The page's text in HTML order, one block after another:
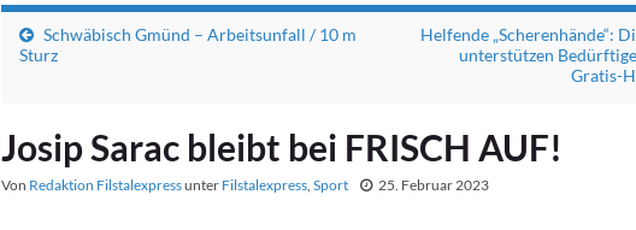
Schwäbisch Gmünd – Arbeitsunfall / 10 m
Sturz
Helfende „Scherenhände“:
unterstützen
Gratis-
Josip Sarac bleibt bei FRISCH AUF!
Von Redaktion Filstalexpressunter Filstalexpress, Sport 25. Februar 2023